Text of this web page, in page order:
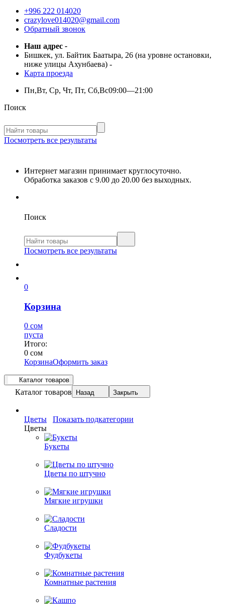
+996 222 014020
crazylove014020@gmail.com
Обратный звонок
Наш адрес -
Бишкек, ул. Байтик Баатыра, 26 (на уровне остановки,
ниже улицы Ахунбаева) -
Карта проезда
Пн,Вт, Ср, Чт, Пт, Сб,Вс09:00—21:00
Поиск
Посмотреть все результаты
Интернет магазин принимает круглосуточно.
Обработка заказов с 9.00 до 20.00 без выходных.
Поиск
Посмотреть все результаты
0
Корзина
0 сом
пуста
Итого:
0 сом
КорзинаОформить заказ
Каталог товаров
Каталог товаров Назад Закрыть
Цветы
Показать подкатегории
Цветы
Букеты
Цветы по штучно
Мягкие игрушки
Сладости
Фудбукеты
Комнатные растения